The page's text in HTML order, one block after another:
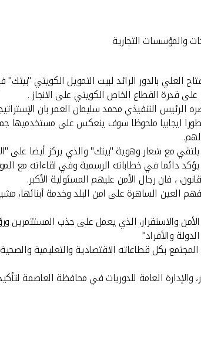
والمؤسسات التجارية
العلي بالدور الرائد لبيت التمويل
قدرة القطاع الخاص الكويتي على الانجاز .
الرئيس التنفيذي محمد سليمان العمر بان
ملحوظا سوف ينعكس على مستخدميها
مع شعار وهوية "بيتك" والذي يركز أيضا على
يؤكد دائما في خطاباته الرسمية وفي لقاءاته
، فان رجال الأمن عليهم المسئولية الأكبر.
العين الساهرة على امن البلد وخدمة أبنائها،
والاستقرار، الذي يعمل على جذب
والأفراد"
بكل قطاعاته الاقتصادية والتعليمية
العامة للدوريات في محافظة العاصمة